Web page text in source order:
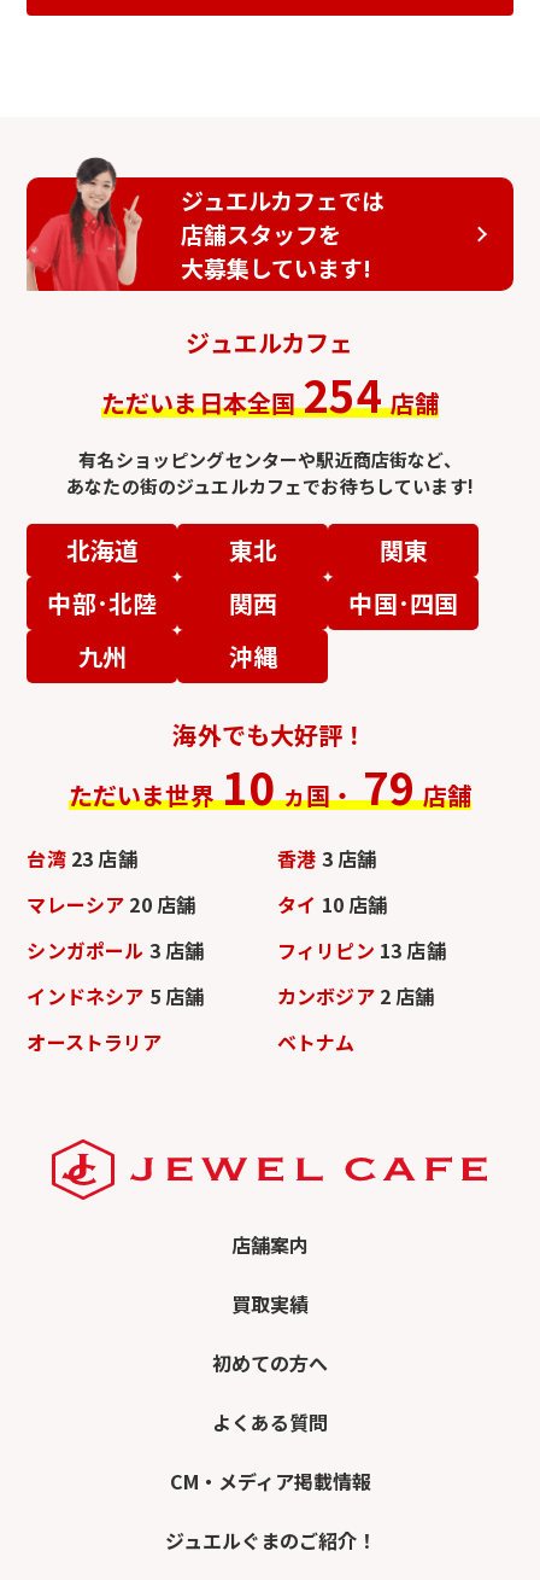
ジュエルカフェでは
店舗スタッフを
大募集しています!
ジュエルカフェ
ただいま日本全国 254 店舗
有名ショッピングセンターや駅近商店街など、
あなたの街のジュエルカフェでお待ちしています!
北海道 東北
関東
中部･北陸
関西
中国･四国
九州
沖縄
海外でも大好評！
ただいま世界 10 ヵ国・ 79 店舗
台湾 23 店舗 香港 3 店舗
マレーシア 20 店舗 タイ 10 店舗
シンガポール 3 店舗 フィリピン 13 店舗
インドネシア 5 店舗 カンボジア 2 店舗
オーストラリア
ベトナム
店舗案内
買取実績
初めての方へ
よくある質問
CM・メディア掲載情報
ジュエルぐまのご紹介！